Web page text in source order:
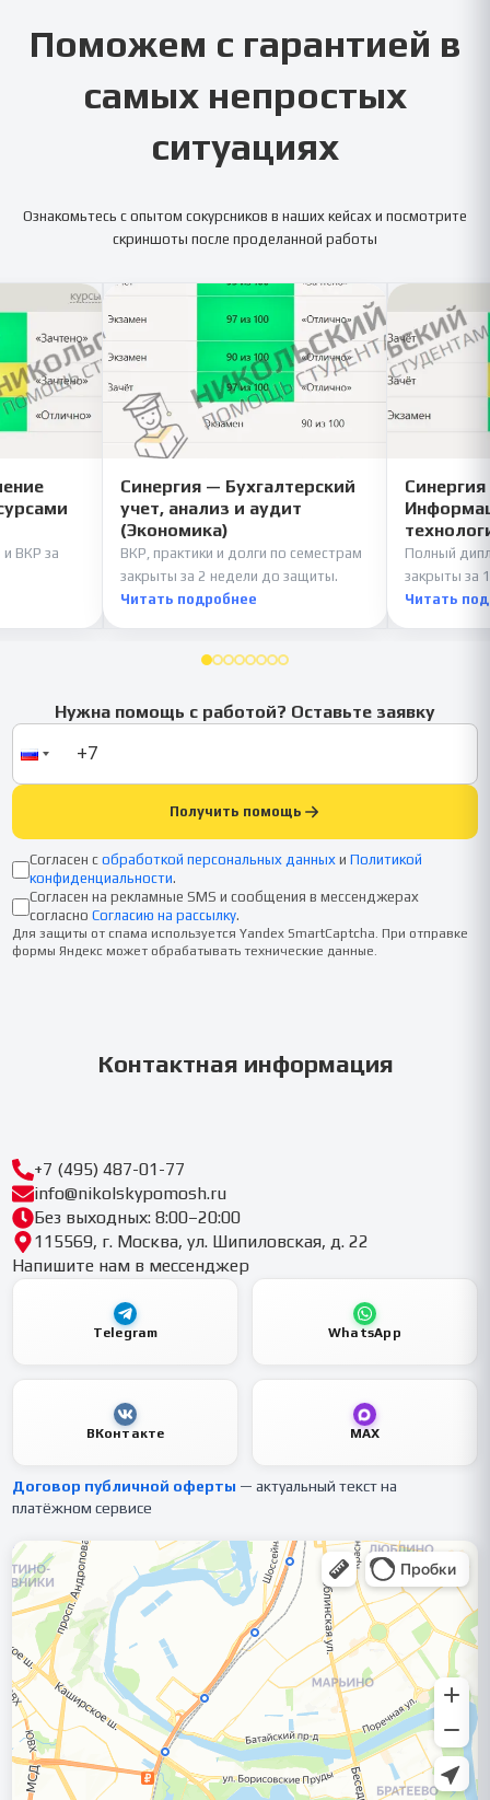
Поможем с гарантией в
самых непростых
ситуациях
Ознакомьтесь с опытом сокурсников в наших кейсах и посмотрите
скриншоты после проделанной работы
и ВКР за
Синергия — Бухгалтерский
учет, анализ и аудит
(Экономика)
ВКР, практики и долги по семестрам
закрыты за 2 недели до защиты.
Читать подробнее
Полный
закрыты за
Читать
Нужна помощь с работой? Оставьте заявку
Получить помощь
Согласен с обработкой персональных данных и Политикой
конфиденциальности.
Согласен на рекламные SMS и сообщения в мессенджерах
согласно Согласию на рассылку.
Для защиты от спама используется Yandex SmartCaptcha. При отправке
формы Яндекс может обрабатывать технические данные.
Контактная информация
+7 (495) 487-01-77
info@nikolskypomosh.ru
Без выходных: 8:00–20:00
115569, г. Москва, ул. Шипиловская, д. 22
Напишите нам в мессенджер
Telegram WhatsApp
ВКонтакте MAX
Договор публичной оферты — актуальный текст на
платёжном сервисе